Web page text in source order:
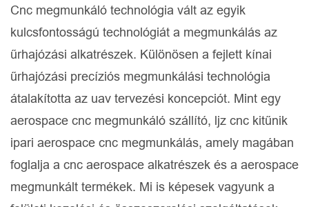
Cnc megmunkáló technológia vált az egyik
kulcsfontosságú technológiát a megmunkálás az
űrhajózási alkatrészek. Különösen a fejlett kínai
űrhajózási precíziós megmunkálási technológia
átalakította az uav tervezési koncepciót. Mint egy
aerospace cnc megmunkáló szállító, ljz cnc kitűnik
ipari aerospace cnc megmunkálás, amely magában
foglalja a cnc aerospace alkatrészek és a aerospace
megmunkált termékek. Mi is képesek vagyunk a